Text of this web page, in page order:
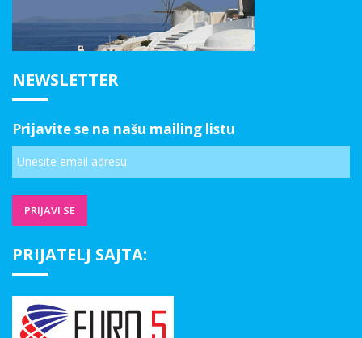
NEWSLETTER
Prijavite se na našu mailing listu
PRIJATELJ SAJTA: